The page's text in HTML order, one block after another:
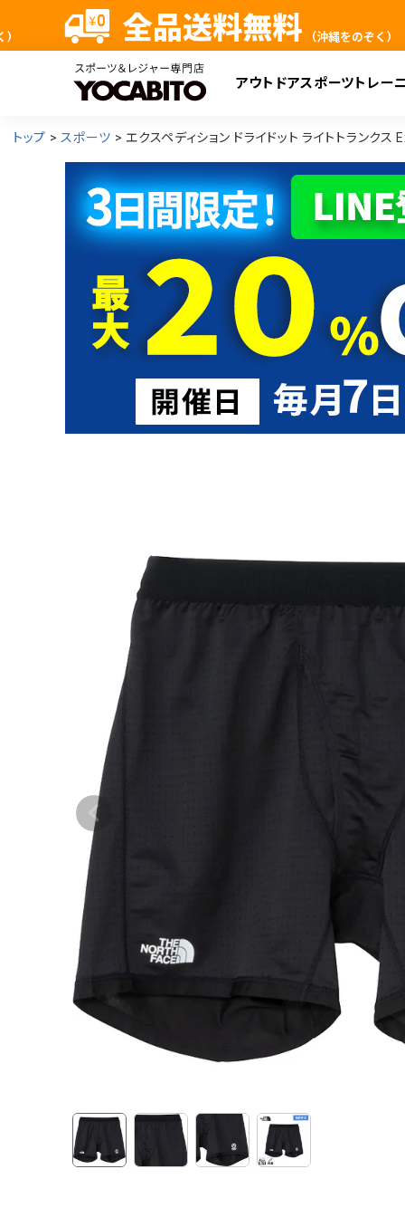
アウトドアスポーツ トレー
検
トップ スポーツ エクスペディション ドライドット ライトトラン